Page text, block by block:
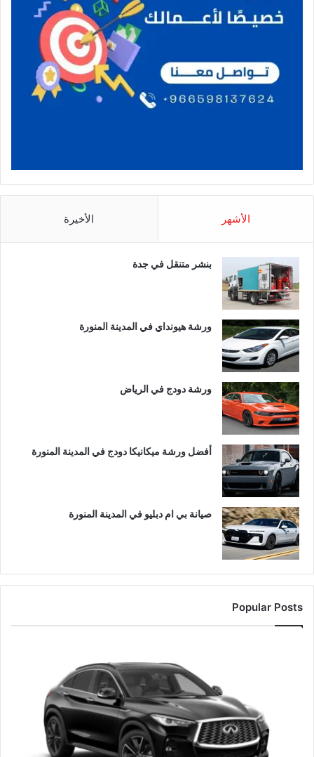
الأشهر الأخيرة
بنشر متنقل في جدة
ورشة هيونداي في المدينة المنورة
ورشة دودج في الرياض
أفضل ورشة ميكانيكا دودج في المدينة المنورة
صيانة بي ام دبليو في المدينة المنورة
Popular Posts